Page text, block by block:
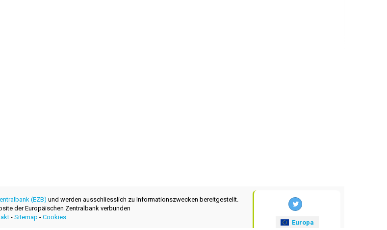
(EZB) und werden ausschliesslich zu Informationszwecken bereitgestellt.
der Europäischen Zentralbank verbunden
- Sitemap - Cookies
Europa